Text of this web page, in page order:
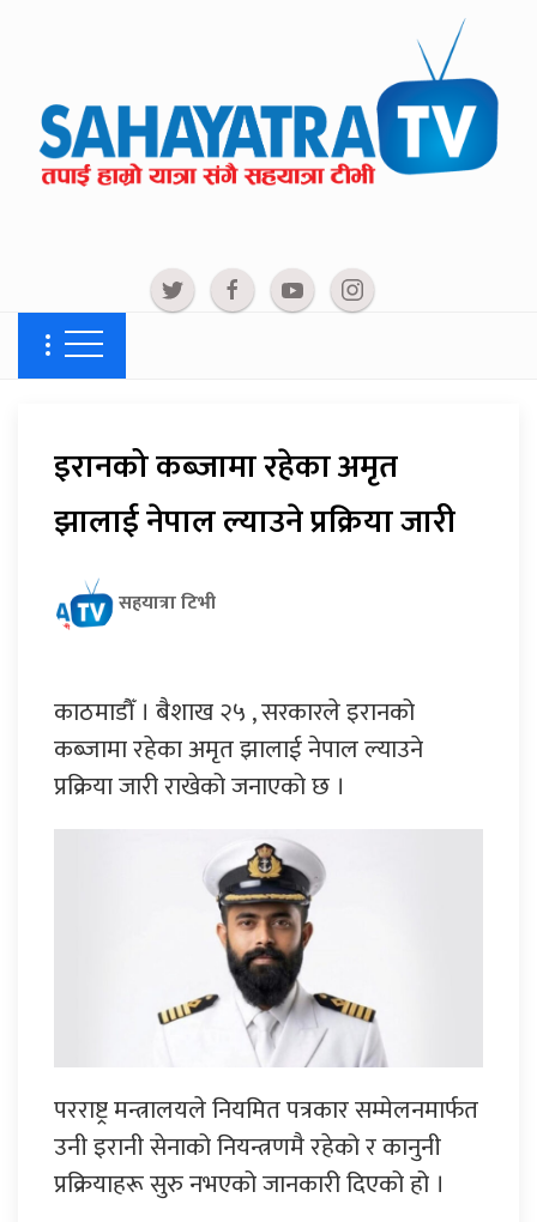
इरानको कब्जामा रहेका अमृत
झालाई नेपाल ल्याउने प्रक्रिया जारी
सहयात्रा टिभी
काठमाडौँ । बैशाख २५ , सरकारले इरानको
कब्जामा रहेका अमृत झालाई नेपाल ल्याउने
प्रक्रिया जारी राखेको जनाएको छ ।
परराष्ट्र मन्त्रालयले नियमित पत्रकार सम्मेलनमार्फत
उनी इरानी सेनाको नियन्त्रणमै रहेको र कानुनी
प्रक्रियाहरू सुरु नभएको जानकारी दिएको हो ।